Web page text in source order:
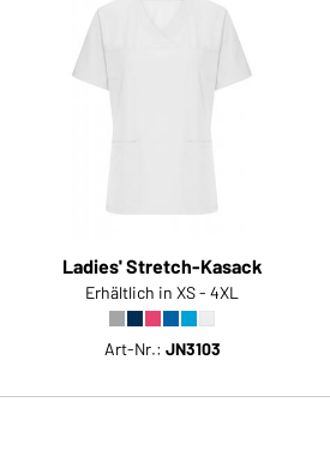
Ladies' Stretch-Kasack
Erhältlich in XS - 4XL
Art-Nr.: JN3103